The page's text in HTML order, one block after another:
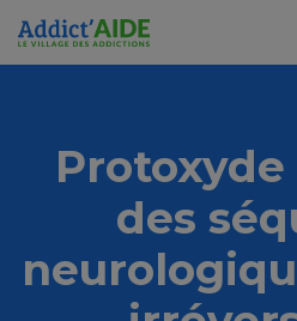
Aller au contenu principal
Protoxyde
des
Panneau de gestion des